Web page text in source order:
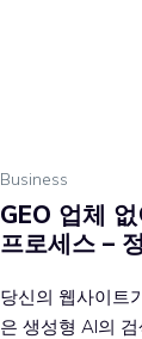
Business
GEO 업체
프로세스 –
당신의 웹사이트
은 생성형 AI의